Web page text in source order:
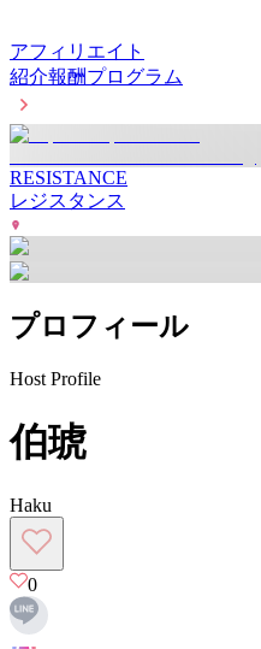
アフィリエイト
紹介報酬プログラム
RESISTANCE
レジスタンス
プロフィール
Host Profile
伯琥
Haku
0